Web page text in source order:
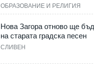
ОБРАЗОВАНИЕ И РЕЛИГИЯ
Нова Загора отново ще
на старата градска песен
СЛИВЕН